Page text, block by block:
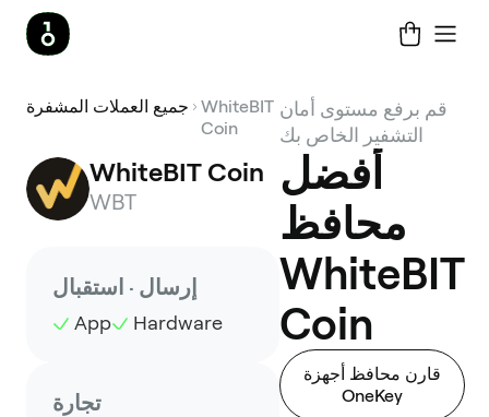
جميع العملات المشفرة
WhiteBIT
Coin
WhiteBIT Coin
WBT
إرسال · استقبال
App Hardware
تجارة
قم برفع مستوى أمان
التشفير الخاص بك
أفضل
محافظ
WhiteBIT
Coin
قارن محافظ أجهزة
OneKey